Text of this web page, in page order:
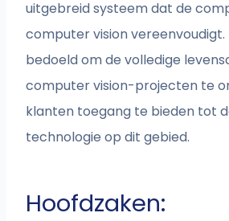
uitgebreid systeem dat de
computer vision
bedoeld om de volledige
computer vision-projecten te
klanten toegang te bieden tot
technologie op dit gebied.
Hoofdzaken: